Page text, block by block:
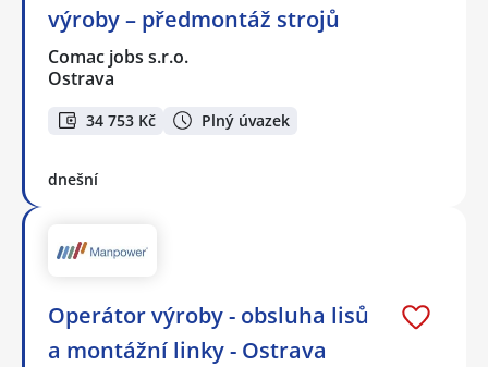
výroby – předmontáž strojů
Comac jobs s.r.o.
Ostrava
34 753 Kč Plný úvazek
dnešní
Operátor výroby - obsluha lisů
a montážní linky - Ostrava